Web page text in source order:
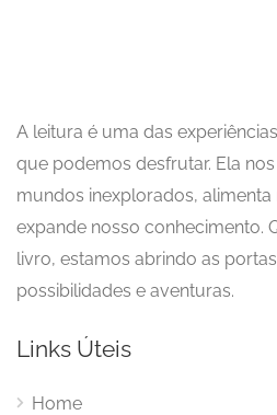
A leitura é uma das
que podemos desfrutar. Ela
mundos inexplorados, alimenta
expande nosso conhecimento.
livro, estamos abrindo as
possibilidades e aventuras.
Links Úteis
Home